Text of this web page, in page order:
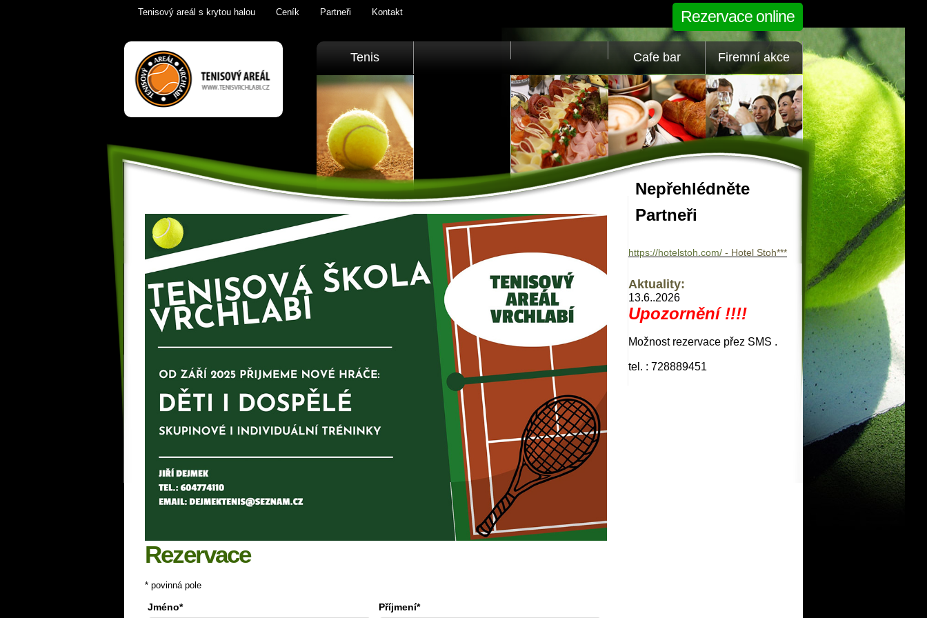
Tenisový areál s krytou halou Ceník Partneři Kontakt Rezervace online
Tenis Vrchlabí
golfový trenažér,
sauna,
KrkonošeTenis
Tenis Cafe bar Firemní akce
Rezervace
* povinná pole
Jméno* Příjmení*
Nepřehlédněte
Partneři
https://hotelstoh.com/ - Hotel Stoh***
Aktuality:
13.6..2026
Upozornění !!!!
Možnost rezervace přez SMS .
tel. : 728889451